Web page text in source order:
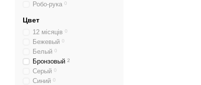
Робо-рука 0
Цвет
12 місяців 0
Бежевый 0
Белый 0
Бронзовый 2
Серый 0
Синий 0